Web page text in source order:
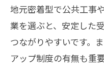
地元密着型で公共工事
業を選ぶと、安定した
つながりやすいです。
アップ制度の有無も重